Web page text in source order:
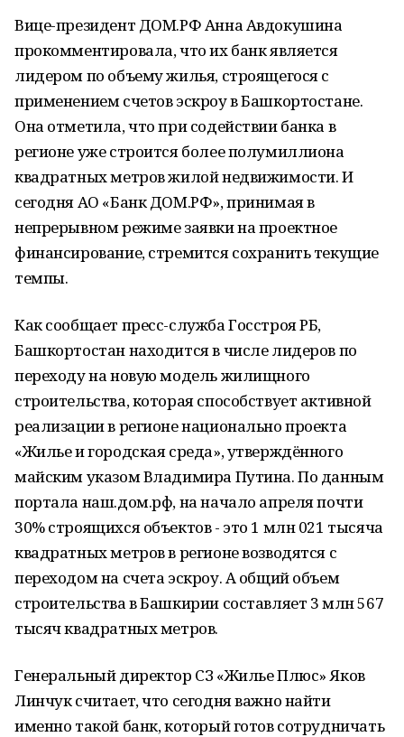
Вице-президент ДОМ.РФ Анна Авдокушина
прокомментировала, что их банк является
лидером по объему жилья, строящегося с
применением счетов эскроу в Башкортостане.
Она отметила, что при содействии банка в
регионе уже строится более полумиллиона
квадратных метров жилой недвижимости. И
сегодня АО «Банк ДОМ.РФ», принимая в
непрерывном режиме заявки на проектное
финансирование, стремится сохранить текущие
темпы.
Как сообщает пресс-служба Госстроя РБ,
Башкортостан находится в числе лидеров по
переходу на новую модель жилищного
строительства, которая способствует активной
реализации в регионе национально проекта
«Жилье и городская среда», утверждённого
майским указом Владимира Путина. По данным
портала наш.дом.рф, на начало апреля почти
30% строящихся объектов - это 1 млн 021 тысяча
квадратных метров в регионе возводятся с
переходом на счета эскроу. А общий объем
строительства в Башкирии составляет 3 млн 567
тысяч квадратных метров.
Генеральный директор СЗ «Жилье Плюс» Яков
Линчук считает, что сегодня важно найти
именно такой банк, который готов сотрудничать